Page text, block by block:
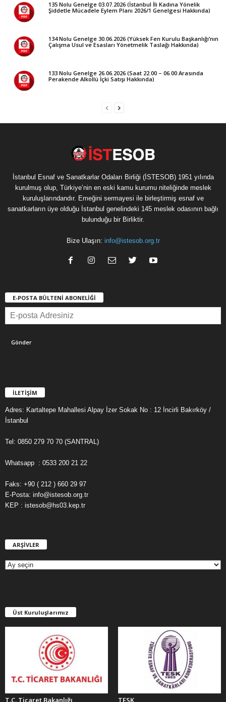
135 Nolu Genelge 03.07.2026 (İstanbul İli Kadına Yönelik
Şiddetle Mücadele Eylem Planı 2026/1 Genelgesi Hakkında)
134 Nolu Genelge 30.06.2026 (Yüksek Fen Kurulu Başkanlığı’nın
Çalışma Usul ve Esasları Yönetmelik Taslağı Hakkında)
133 Nolu Genelge 26.06.2026 (Saat 22.00 – 06.00 Arasında
Perakende Alkollü İçki Satışı Hakkında)
İstanbul Esnaf ve Sanatkarlar Odaları Birliği (İSTESOB) 1951 yılında
kurulmuş olup, Türkiye’nin en eski kamu kurumu niteliğinde meslek
kuruluşlarındandır. Emeğini sermayesi ile birleştirmiş esnaf ve
sanatkarların üye olduğu İstanbul genelindeki 145 meslek odasının bağlı
bulunduğu bir Birliktir.
Bize Ulaşın: info@istesob.org.tr
E-POSTA BÜLTENİ ABONELİĞİ
İLETİŞİM
Adres: Kartaltepe Mahallesi Alpay İzer Sokak No : 12 İncirli Bakırköy /
İstanbul
Tel: 0850 279 70 70 (SANTRAL)
Whatsapp : 0533 200 21 22
Faks: +90 ( 212 ) 660 29 97
E-Posta: info@istesob.org.tr
KEP : istesob@hs03.kep.tr
ARŞİVLER
E
R
Üst Kuruluşlarımız
T.C. Ticaret Bakanlığı TESK